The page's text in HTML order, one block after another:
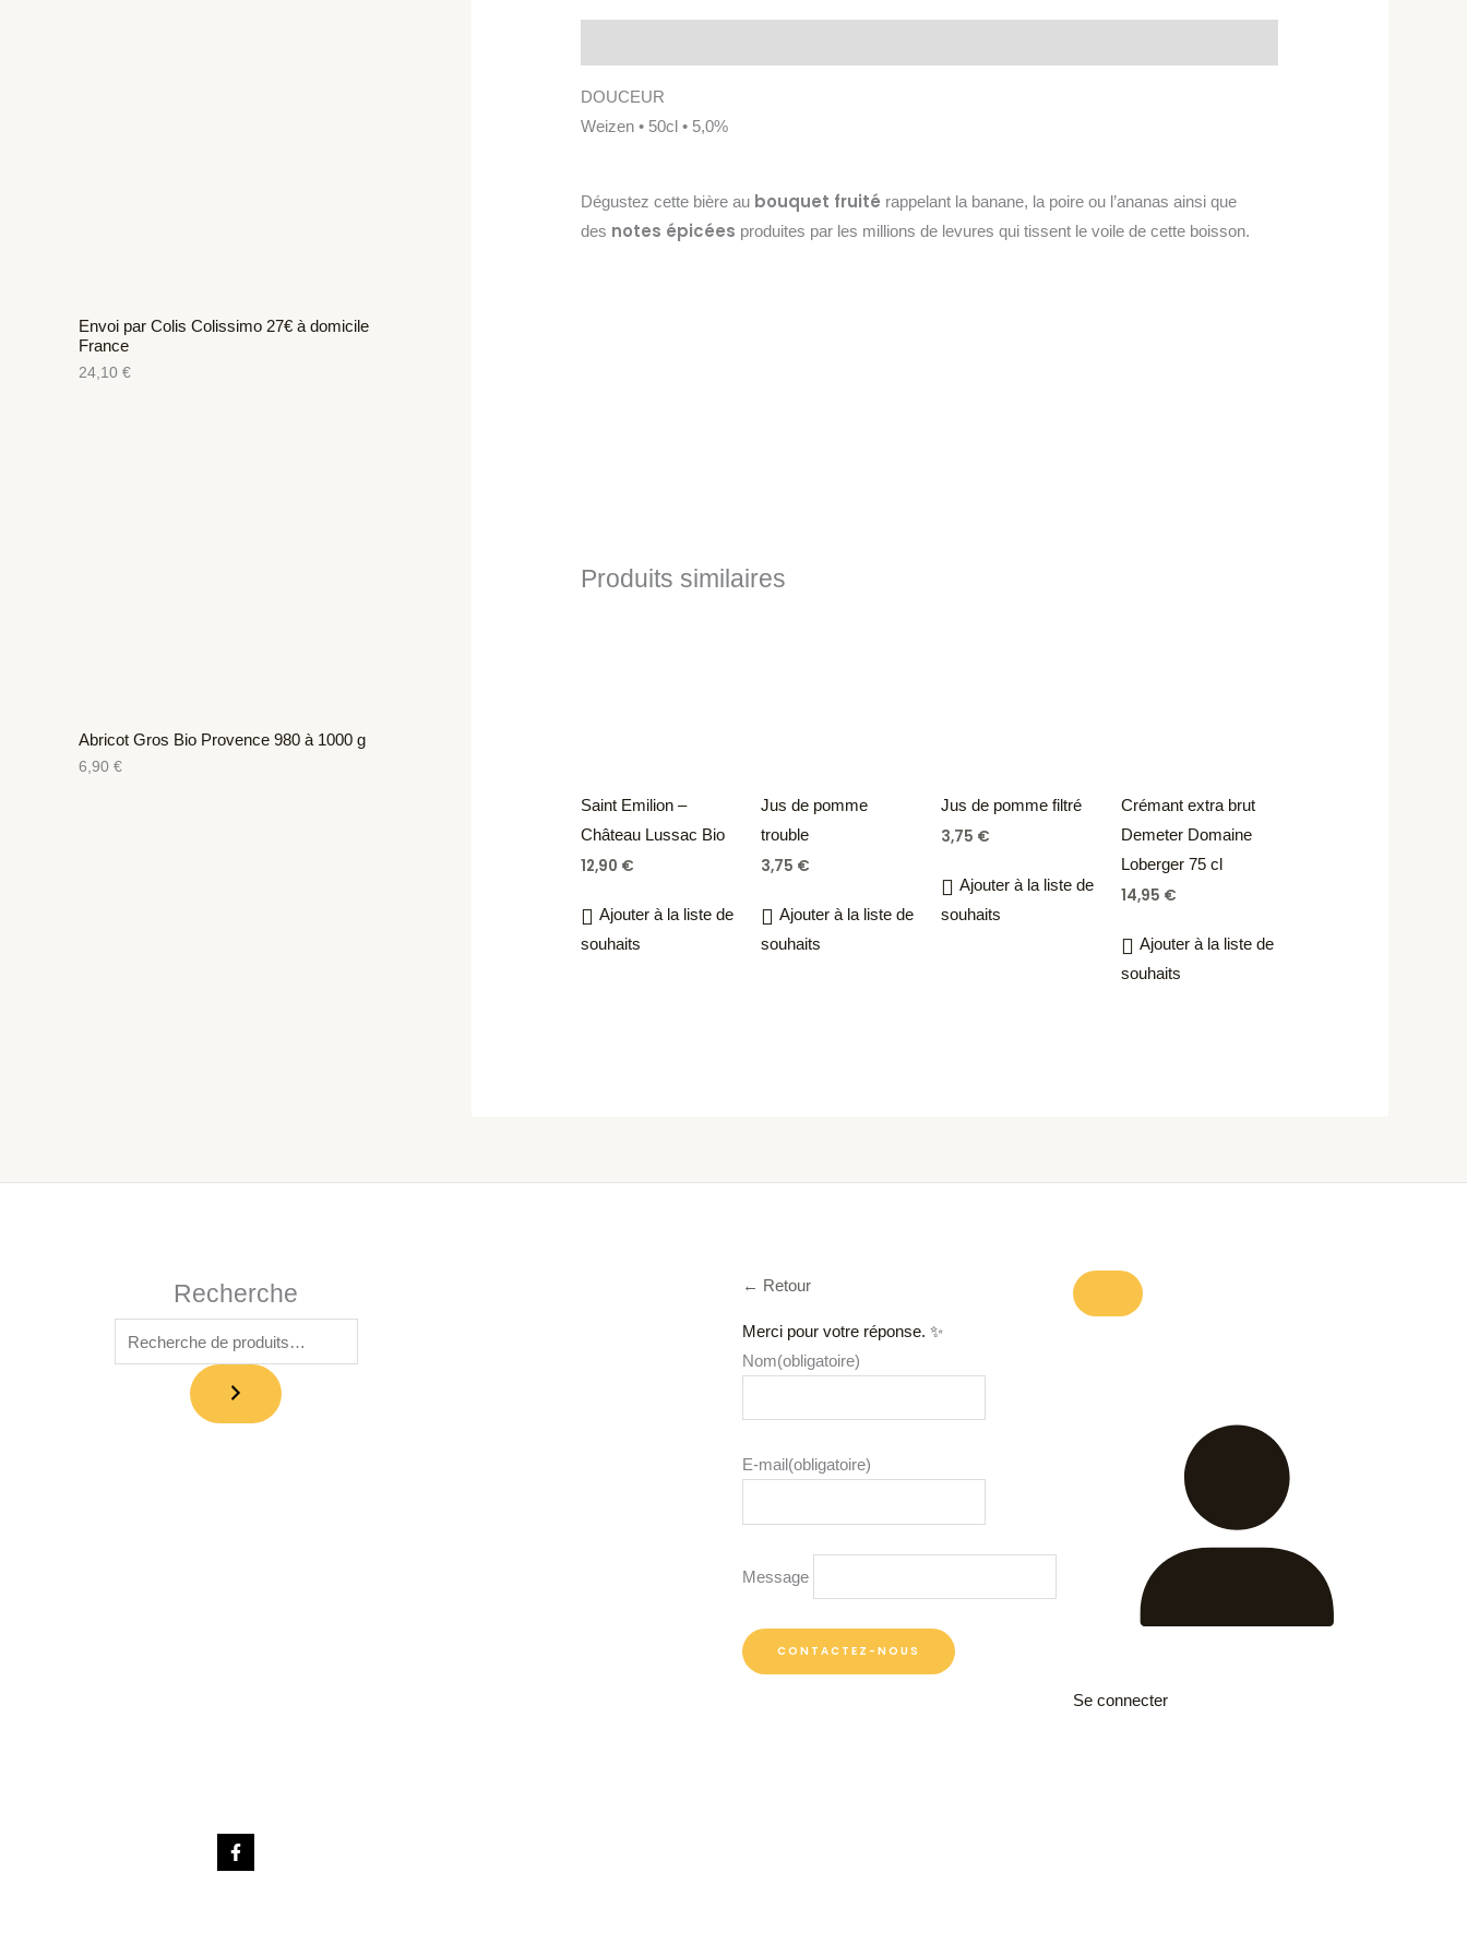
Envoi par Colis Colissimo 27€ à domicile
France
24,10 €
Abricot Gros Bio Provence 980 à 1000 g
6,90 €
DOUCEUR
Weizen • 50cl • 5,0%
Dégustez cette bière au bouquet fruité rappelant la banane, la poire ou l’ananas ainsi que
des notes épicées produites par les millions de levures qui tissent le voile de cette boisson.
Produits similaires
Saint Emilion –
Château Lussac Bio
12,90 €
Ajouter à la liste de
souhaits
Jus de pomme
trouble
3,75 €
Ajouter à la liste de
souhaits
Jus de pomme filtré
3,75 €
Ajouter à la liste de
souhaits
Crémant extra brut
Demeter Domaine
Loberger 75 cl
14,95 €
Ajouter à la liste de
souhaits
Recherche ← Retour
Merci pour votre réponse. ✨
Nom(obligatoire)
E-mail(obligatoire)
Message
CONTACTEZ-NOUS
Se connecter